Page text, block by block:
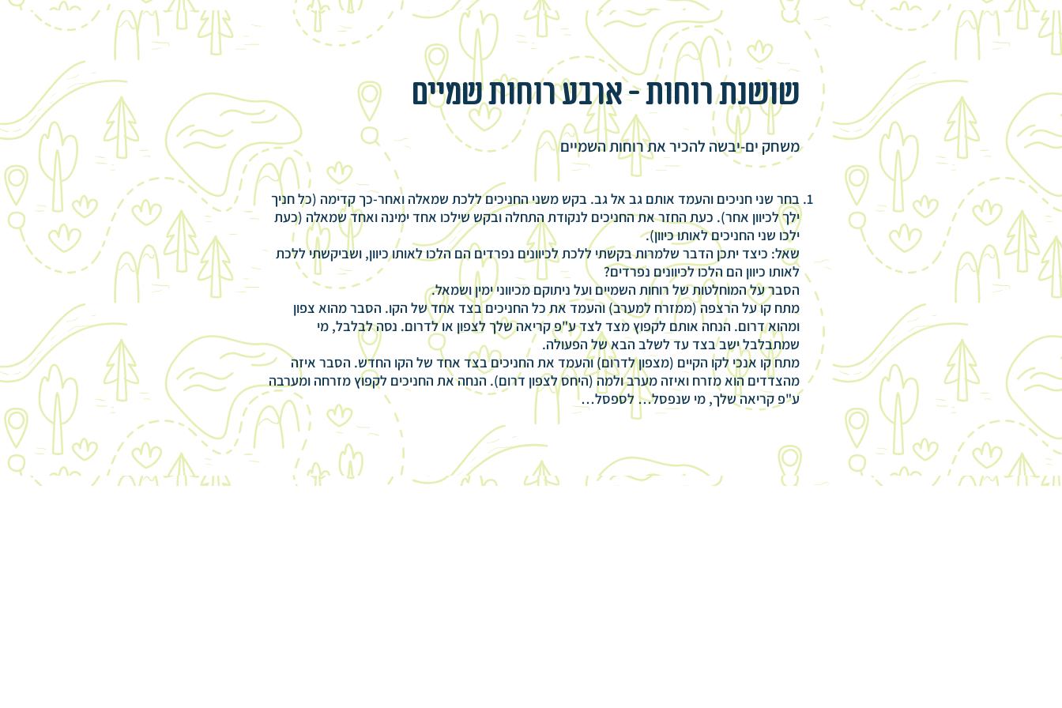
שושנת רוחות - ארבע רוחות שמיים
משחק ים-יבשה להכיר את רוחות השמיים
בחר שני חניכים והעמד אותם גב אל גב. בקש משני החניכים ללכת שמאלה ואחר-כך קדימה (כל חניך
ילך לכיוון אחר). כעת החזר את החניכים לנקודת התחלה ובקש שילכו אחד ימינה ואחד שמאלה (כעת
ילכו שני החניכים לאותו כיוון).
שאל: כיצד יתכן הדבר שלמרות בקשתי ללכת לכיוונים נפרדים הם הלכו לאותו כיוון, ושביקשתי ללכת
לאותו כיוון הם הלכו לכיוונים נפרדים?
הסבר על המוחלטות של רוחות השמיים ועל ניתוקם מכיווני ימין ושמאל.
מתח קו על הרצפה (ממזרח למערב) והעמד את כל החניכים בצד אחד של הקו. הסבר מהוא צפון
ומהוא דרום. הנחה אותם לקפוץ מצד לצד ע"פ קריאה שלך לצפון או לדרום. נסה לבלבל, מי
שמתבלבל ישב בצד עד לשלב הבא של הפעולה.
מתח קו אנכי לקו הקיים (מצפון לדרום) והעמד את החניכים בצד אחד של הקו החדש. הסבר איזה
מהצדדים הוא מזרח ואיזה מערב ולמה (היחס לצפון דרום). הנחה את החניכים לקפוץ מזרחה ומערבה
ע"פ קריאה שלך, מי שנפסל… לספסל…